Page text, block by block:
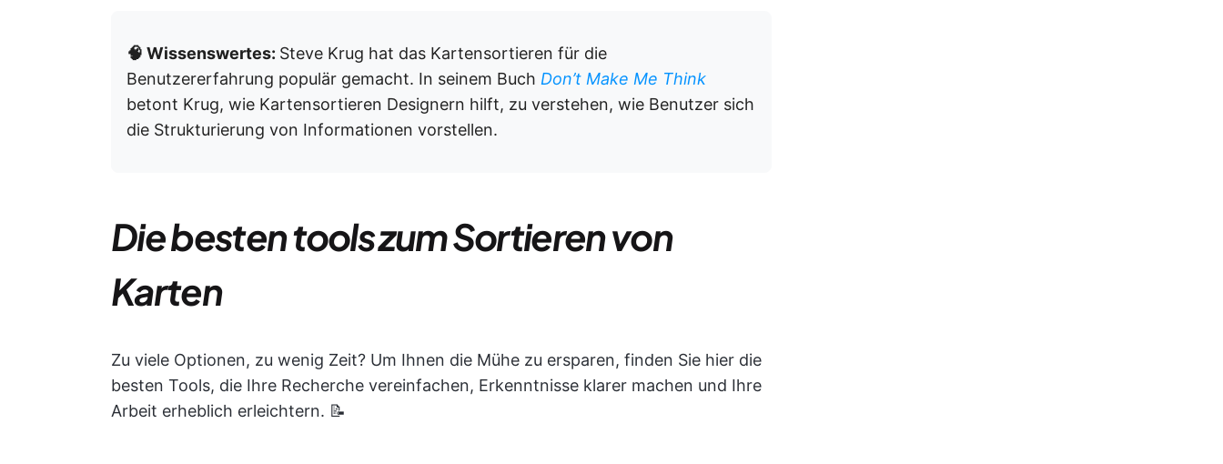
🧠 Wissenswertes: Steve Krug hat das Kartensortieren für die
Benutzererfahrung populär gemacht. In seinem Buch Don’t Make Me Think
betont Krug, wie Kartensortieren Designern hilft, zu verstehen, wie Benutzer sich
die Strukturierung von Informationen vorstellen.
Die besten tools zum Sortieren von
Karten
Zu viele Optionen, zu wenig Zeit? Um Ihnen die Mühe zu ersparen, finden Sie hier die
besten Tools, die Ihre Recherche vereinfachen, Erkenntnisse klarer machen und Ihre
Arbeit erheblich erleichtern. 📝